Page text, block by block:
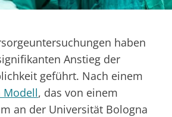
haben
Anstieg der
geführt. Nach einem
Modell, das von einem
an der Universität Bologna